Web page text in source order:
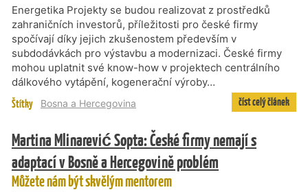
Energetika Projekty se budou realizovat z prostředků
zahraničních investorů, příležitosti pro české firmy
spočívají díky jejich zkušenostem především v
subdodávkách pro výstavbu a modernizaci. České firmy
mohou uplatnit své know-how v projektech centrálního
dálkového vytápění, kogenerační výroby…
Štítky Bosna a Hercegovina číst celý článek
Martina Mlinarević Sopta: České firmy nemají s
adaptací v Bosně a Hercegovině problém
Můžete nám být skvělým mentorem